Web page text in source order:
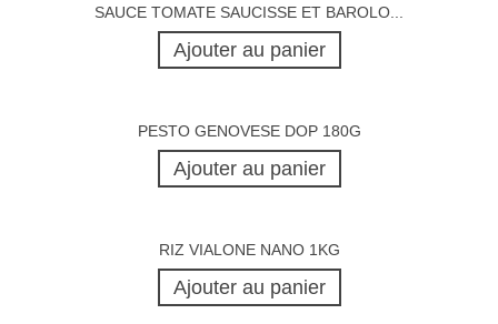
SAUCE TOMATE SAUCISSE ET BAROLO...
Ajouter au panier
PESTO GENOVESE DOP 180G
Ajouter au panier
RIZ VIALONE NANO 1KG
Ajouter au panier